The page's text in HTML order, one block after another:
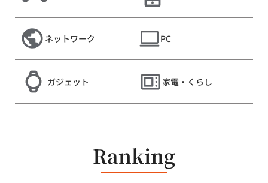
ネットワーク PC
ガジェット 家電・くらし
Ranking